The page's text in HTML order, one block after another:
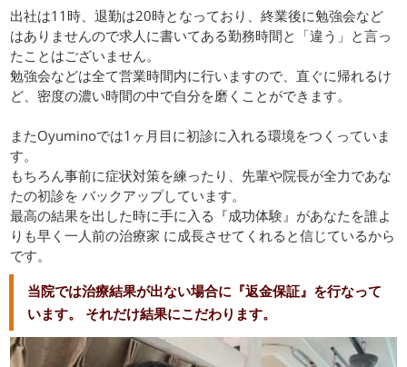
出社は11時、退勤は20時となっており、終業後に勉強会など
はありませんので求人に書いてある勤務時間と「違う」と言っ
たことはございません。
勉強会などは全て営業時間内に行いますので、直ぐに帰れるけ
ど、密度の濃い時間の中で自分を磨くことができます。
またOyuminoでは1ヶ月目に初診に入れる環境をつくっていま
す。
もちろん事前に症状対策を練ったり、先輩や院長が全力であな
たの初診を バックアップしています。
最高の結果を出した時に手に入る『成功体験』があなたを誰よ
りも早く一人前の治療家 に成長させてくれると信じているから
です。
当院では治療結果が出ない場合に『返金保証』を行なって
います。 それだけ結果にこだわります。